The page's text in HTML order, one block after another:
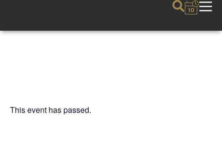
This event has passed.